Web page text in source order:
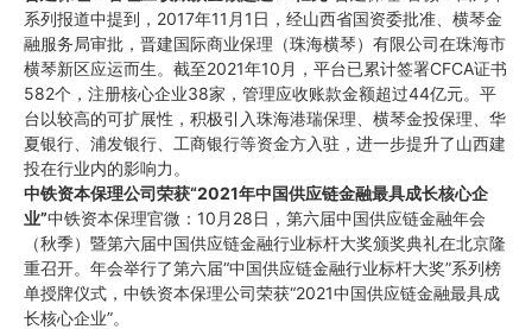
系列报道中提到，2017年11月1日，经山西省国资委批准、横琴金
融服务局审批，晋建国际商业保理（珠海横琴）有限公司在珠海市
横琴新区应运而生。截至2021年10月，平台已累计签署CFCA证书
582个，注册核心企业38家，管理应收账款金额超过44亿元。平
台以较高的可扩展性，积极引入珠海港瑞保理、横琴金投保理、华
夏银行、浦发银行、工商银行等资金方入驻，进一步提升了山西建
投在行业内的影响力。
中铁资本保理公司荣获“2021年中国供应链金融最具成长核心企
业”中铁资本保理官微：10月28日，第六届中国供应链金融年会
（秋季）暨第六届中国供应链金融行业标杆大奖颁奖典礼在北京隆
重召开。年会举行了第六届“中国供应链金融行业标杆大奖”系列榜
单授牌仪式，中铁资本保理公司荣获“2021中国供应链金融最具成
长核心企业”。